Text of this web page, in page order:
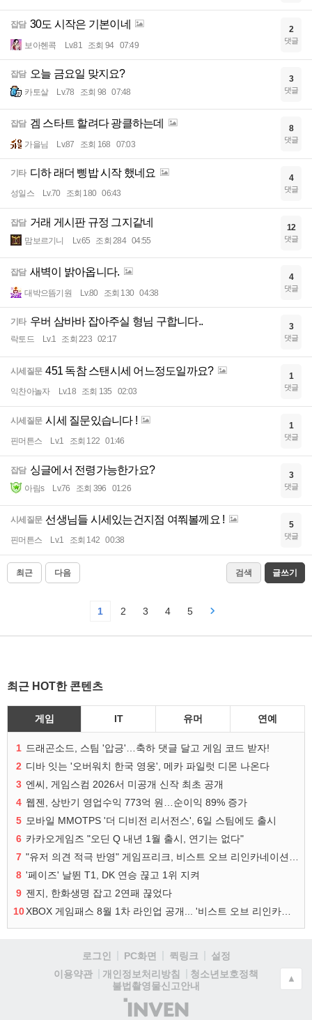
잡담 30도 시작은 기본이네
보아헨콕 Lv.81 조회 94 07:49
2
댓글
잡담 오늘 금요일 맞지요?
카토살 Lv.78 조회 98 07:48
3
댓글
잡담 겜 스타트 할려다 광클하는데
가을님 Lv.87 조회 168 07:03
8
댓글
기타 디하 래더 삥밥 시작 했네요
성일스 Lv.70 조회 180 06:43
4
댓글
잡담 거래 게시판 규정 그지같네
맘보르기니 Lv.65 조회 284 04:55
12
댓글
잡담 새벽이 밝아옵니다.
대박으뜸기원 Lv.80 조회 130 04:38
4
댓글
기타 우버 삼바바 잡아주실 형님 구합니다..
락토드 Lv.1 조회 223 02:17
3
댓글
시세질문 451 독참 스탠시세 어느정도일까요?
익찬아놀자 Lv.18 조회 135 02:03
1
댓글
시세질문 시세 질문있습니다 !
핀머튼스 Lv.1 조회 122 01:46
1
댓글
잡담 싱글에서 전령가능한가요?
아림s Lv.76 조회 396 01:26
3
댓글
시세질문 선생님들 시세있는건지점 여쭤볼께요 !
핀머튼스 Lv.1 조회 142 00:38
5
댓글
최근 다음 검색 글쓰기
1 2 3 4 5
최근 HOT한 콘텐츠
게임 IT 유머 연예
1 드래곤소드, 스팀 '압긍'…축하 댓글 달고 게임 코드 받자!
2 디바 잇는 '오버워치 한국 영웅', 메카 파일럿 디몬 나온다
3 엔씨, 게임스컴 2026서 미공개 신작 최초 공개
4 웹젠, 상반기 영업수익 773억 원…순이익 89% 증가
5 모바일 MMOTPS '더 디비전 리서전스', 6일 스팀에도 출시
6 카카오게임즈 "오딘 Q 내년 1월 출시, 연기는 없다"
7
8 '페이즈' 날뛴 T1, DK 연승 끊고 1위 지켜
9 젠지, 한화생명 잡고 2연패 끊었다
10
로그인 PC화면 퀵링크
설정
이용약관
개인정보처리방침
청소년보호정책
불법촬영물신고안내
(주)
▲